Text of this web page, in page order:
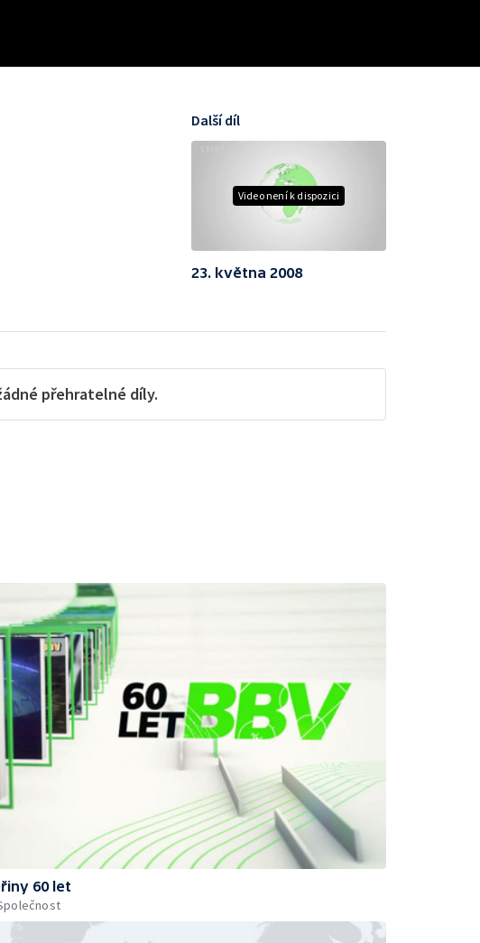
Video není k dispozici
Další díl
23. května 2008
přehratelné díly.
60 let